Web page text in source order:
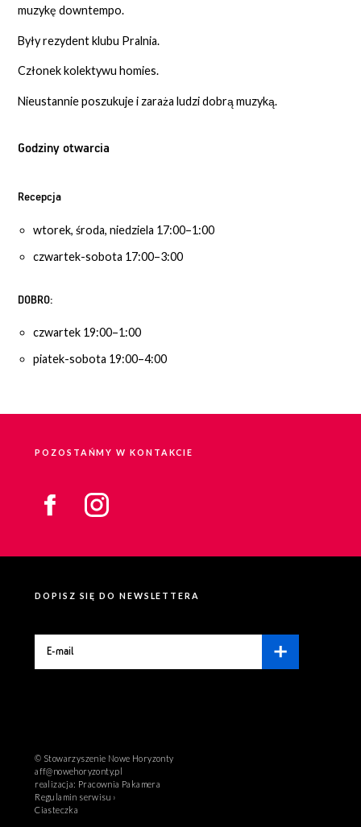
muzykę downtempo.
Były rezydent klubu Pralnia.
Członek kolektywu homies.
Nieustannie poszukuje i zaraża ludzi dobrą muzyką.
Godziny otwarcia
Recepcja
wtorek, środa, niedziela 17:00–1:00
czwartek-sobota 17:00–3:00
DOBRO:
czwartek 19:00–1:00
piatek-sobota 19:00–4:00
POZOSTAŃMY W KONTAKCIE
DOPISZ SIĘ DO NEWSLETTERA
© Stowarzyszenie Nowe Horyzonty
aff@nowehoryzonty.pl
realizacja: Pracownia Pakamera
Regulamin serwisu ›
Ciasteczka